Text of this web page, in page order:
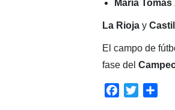
María
La Riojay
El campo de
fase del
Facebook
Twitter